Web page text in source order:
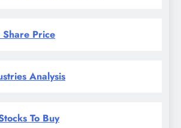
Share Price
Analysis
To Buy